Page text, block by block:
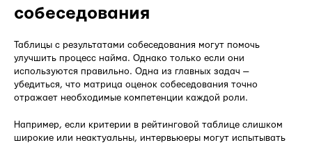
собеседования
Таблицы с результатами собеседования могут помочь
улучшить процесс найма. Однако только если они
используются правильно. Одна из главных задач —
убедиться, что матрица оценок собеседования точно
отражает необходимые компетенции каждой роли.
Например, если критерии в рейтинговой таблице слишком
широкие или неактуальны, интервьюеры могут испытывать